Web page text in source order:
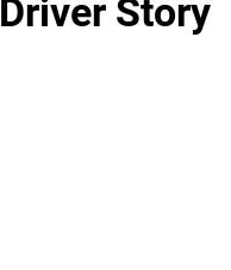
Driver Story